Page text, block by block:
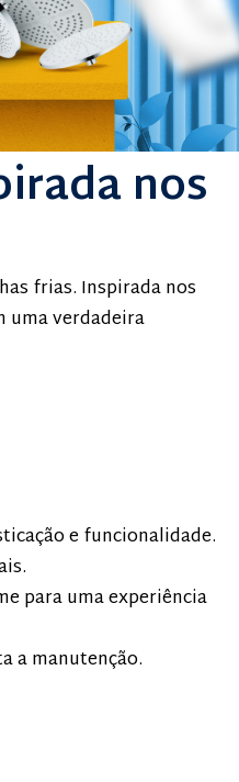
nos
frias. Inspirada nos
uma verdadeira
e funcionalidade.
para uma experiência
a manutenção.